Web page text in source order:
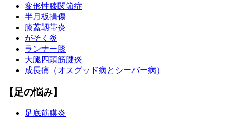
変形性膝関節症
半月板損傷
膝蓋靱帯炎
がそく炎
ランナー膝
大腿四頭筋腱炎
成長痛（オスグッド病とシーバー病）
【足の悩み】
足底筋膜炎